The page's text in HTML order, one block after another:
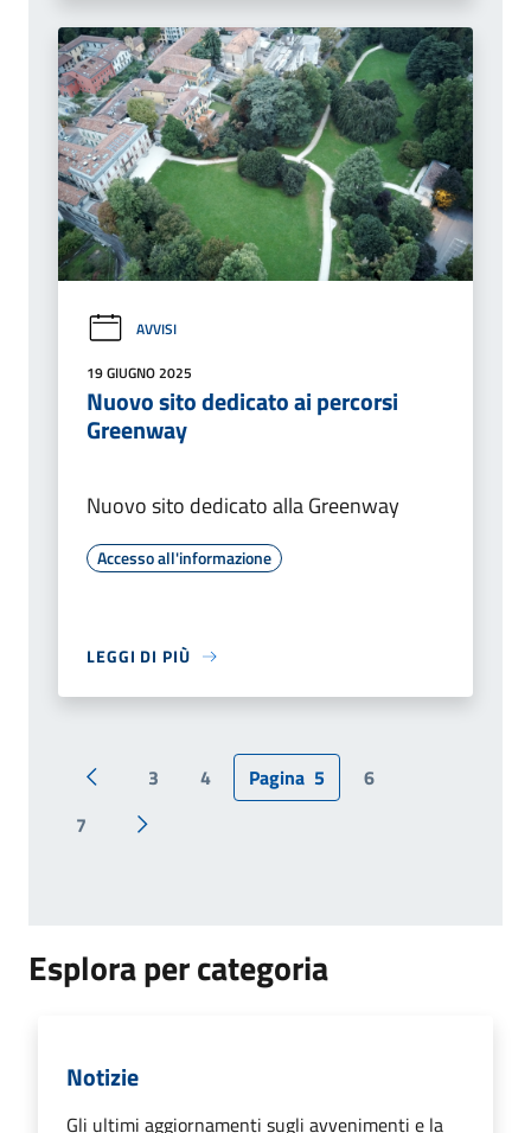
AVVISI
19 GIUGNO 2025
Nuovo sito dedicato ai percorsi
Greenway
Nuovo sito dedicato alla Greenway
Accesso all'informazione
LEGGI DI PIÙ
Pagina precedente
3 4 Pagina 5
6
7
Pagina successiva
Esplora per categoria
Notizie
Gli ultimi aggiornamenti sugli avvenimenti e la